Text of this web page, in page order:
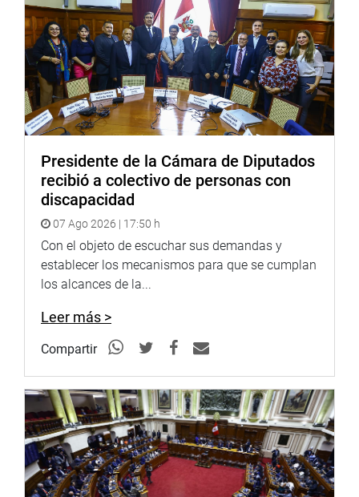
Por su parte, el legislador Marcos Pichilingue Gómez (FP)
anunció que sostuvo una reunión con representantes de
la ONP, a fin de buscar soluciones para el caso las
pensiones de los pescadores y otros beneficios para este
sector.
OFICINA DE COMUNICACIONES
Presidente de la Cámara de Diputados
recibió a colectivo de personas con
discapacidad
07 Ago 2026 | 17:50 h
Con el objeto de escuchar sus demandas y
establecer los mecanismos para que se cumplan
los alcances de la...
Leer más >
Compartir